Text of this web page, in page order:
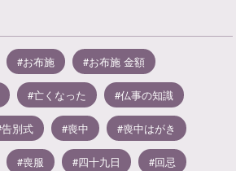
お布施 お布施 金額
亡くなった 仏事の知識
告別式 喪中 喪中はがき
喪服 四十九日 回忌